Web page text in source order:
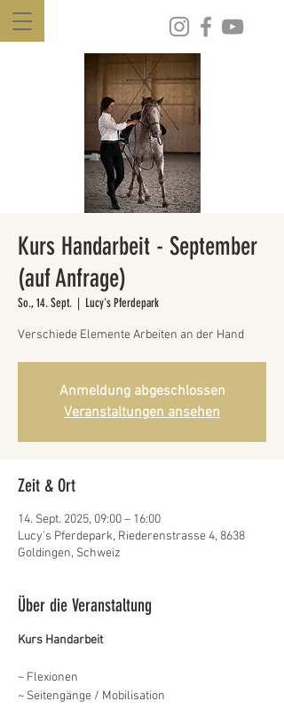
Kurs Handarbeit - September
(auf Anfrage)
So., 14. Sept.
  |
Lucy's Pferdepark
Verschiede Elemente Arbeiten an der Hand
Anmeldung abgeschlossen
Veranstaltungen ansehen
Zeit & Ort
14. Sept. 2025, 09:00 – 16:00
Lucy's Pferdepark, Riederenstrasse 4, 8638
Goldingen, Schweiz
Über die Veranstaltung
Kurs Handarbeit
~ Flexionen
~ Seitengänge / Mobilisation